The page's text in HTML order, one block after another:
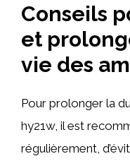
Conseils
et
vie des
Pour prolonger la
hy21w, il est
régulièrement,